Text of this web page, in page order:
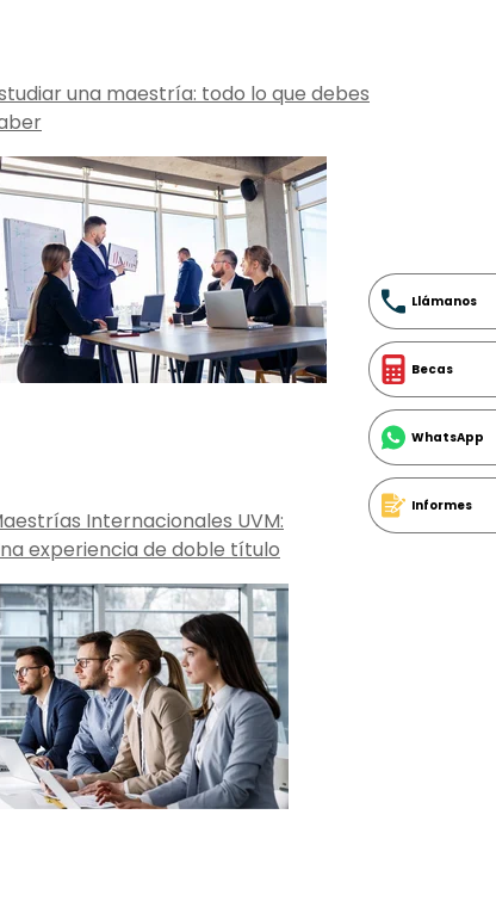
Llámanos
Becas
WhatsApp
Informes
una maestría: todo lo que debes
Internacionales UVM:
experiencia de doble título